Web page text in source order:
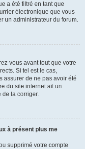
a été filtré en tant que
électronique que vous
un administrateur du forum.
vous avant tout que votre
Si tel est le cas,
assurer de ne pas avoir été
du site internet ait un
de la corriger.
à présent plus me
supprimé votre compte